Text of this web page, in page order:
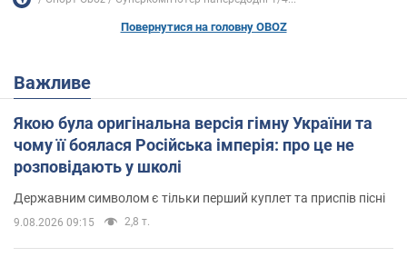
Повернутися на головну OBOZ
Важливе
Якою була оригінальна версія гімну України та
чому її боялася Російська імперія: про це не
розповідають у школі
Державним символом є тільки перший куплет та приспів пісні
9.08.2026 09:15 2,8 т.